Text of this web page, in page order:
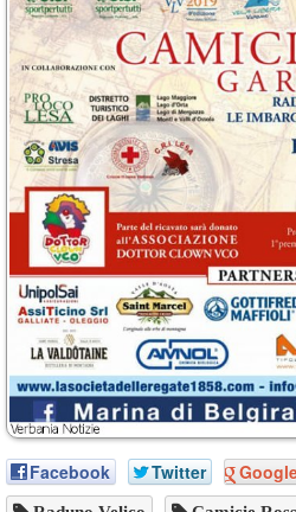
Facebook Twitter